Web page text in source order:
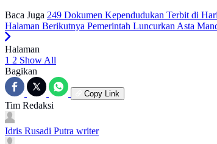
Baca Juga 249 Dokumen Kependudukan Terbit di
Halaman Berikutnya Pemerintah Luncurkan Asta
Halaman
1 2 Show All
Bagikan
Copy Link
Tim Redaksi
Idris Rusadi Putra writer